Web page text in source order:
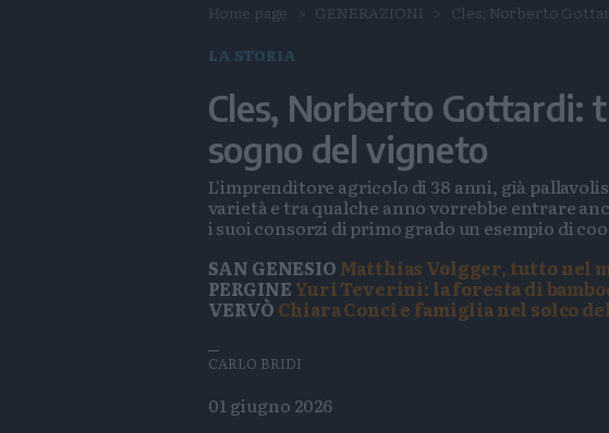
Home page GENERAZIONI Cles, Norberto
LA STORIA
Cles, Norberto Gottardi:
sogno del vigneto
L'imprenditore agricolo di 38 anni, già
varietà e tra qualche anno vorrebbe entrare
i suoi consorzi di primo grado un esempio di
SAN GENESIO Matthias Volgger, tutto nel
PERGINEYuri Teverini: la foresta di
VERVÒ Chiara Conci e famiglia nel solco
CARLO BRIDI
01 giugno 2026